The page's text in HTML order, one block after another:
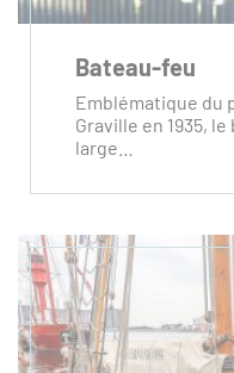
Bateau-feu
Emblématique du
Graville en 1935,
large…